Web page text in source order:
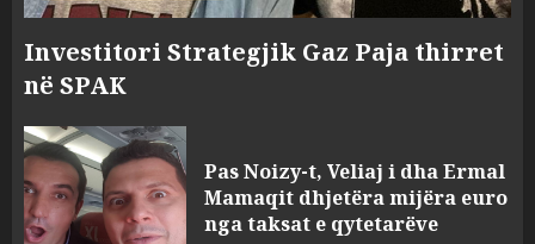
Investitori Strategjik Gaz Paja thirret
në SPAK
Pas Noizy-t, Veliaj i dha Ermal
Mamaqit dhjetëra mijëra euro
nga taksat e qytetarëve